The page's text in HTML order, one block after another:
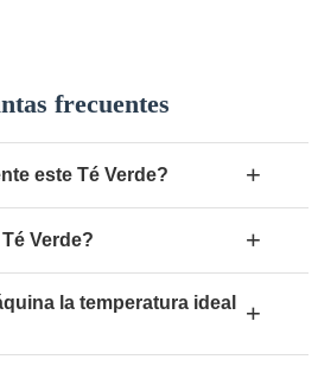
frecuentes
este Té Verde? +
Verde? +
la temperatura ideal
+